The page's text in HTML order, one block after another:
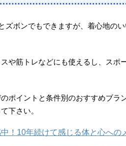
ズボンでもできますが、着心地の
や筋トレなどにも使えるし、スポ
ポイントと条件別のおすすめブラ
下さい。
！10年続けて感じる体と心への